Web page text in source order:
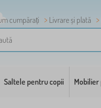
cumpărați Livrare și plată
Saltele pentru copii